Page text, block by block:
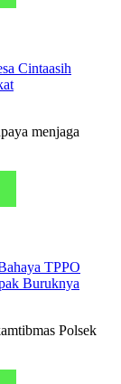
Cintaasih
menjaga
TPPO
Buruknya
Polsek